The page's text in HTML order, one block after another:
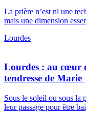
La prière n’est ni une
mais une dimension
Lourdes
Lourdes : au cœur
tendresse de Marie
Sous le soleil ou sous la
leur passage pour être